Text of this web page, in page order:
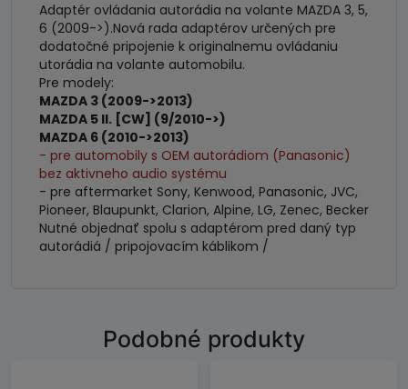
Adaptér ovládania autorádia na volante MAZDA 3, 5,
6 (2009->).Nová rada adaptérov určených pre
dodatočné pripojenie k originalnemu ovládaniu
utorádia na volante automobilu.
Pre modely:
MAZDA 3 (2009->2013)
MAZDA 5 II. [CW] (9/2010->)
MAZDA 6 (2010->2013)
- pre automobily s OEM autorádiom (Panasonic)
bez aktivneho audio systému
- pre aftermarket Sony, Kenwood, Panasonic, JVC,
Pioneer, Blaupunkt, Clarion, Alpine, LG, Zenec, Becker
Nutné objednať spolu s adaptérom pred daný typ
autorádiá / pripojovacím káblikom /
Podobné produkty